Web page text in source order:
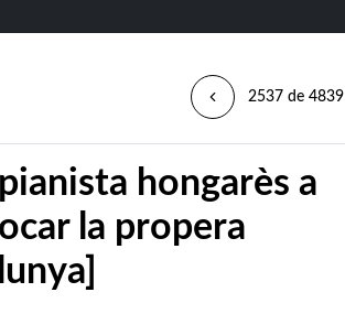
2537 de 4839
hongarès a
la propera